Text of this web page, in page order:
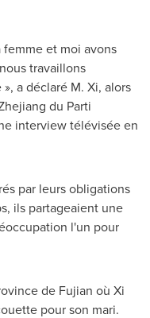
et moi avons
travaillons
a déclaré M. Xi, alors
du Parti
interview télévisée en
par leurs obligations
ils partageaient une
l'un pour
de Fujian où Xi
pour son mari.